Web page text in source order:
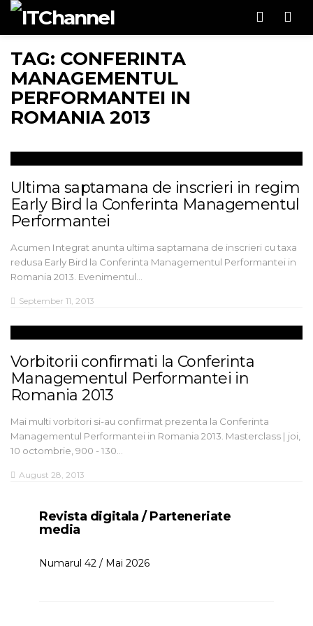
TAG: CONFERINTA
MANAGEMENTUL
PERFORMANTEI IN
ROMANIA 2013
Ultima saptamana de inscrieri in regim
Early Bird la Conferinta Managementul
Performantei
Acumen Integrat anunta ultima saptamana de inscrieri cu taxa
redusa Early Bird la Conferinta Managementul Performantei in
Romania 2013. Evenimentul…
September 11, 2013
Vorbitorii confirmati la Conferinta
Managementul Performantei in
Romania 2013
Mai multi vorbitori si-au confirmat prezenta la Conferinta
Managementul Performantei in Romania 2013. Masterclass | joi,
10 octombrie, 900 - 130…
August 28, 2013
Revista digitala / Parteneriate
media
Numarul 42 / Mai 2026